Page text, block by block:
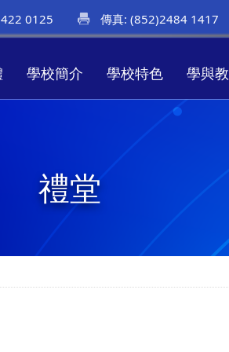
0125 傳真: (852)2484 1417
學校簡介 學校特色 學與教
禮堂